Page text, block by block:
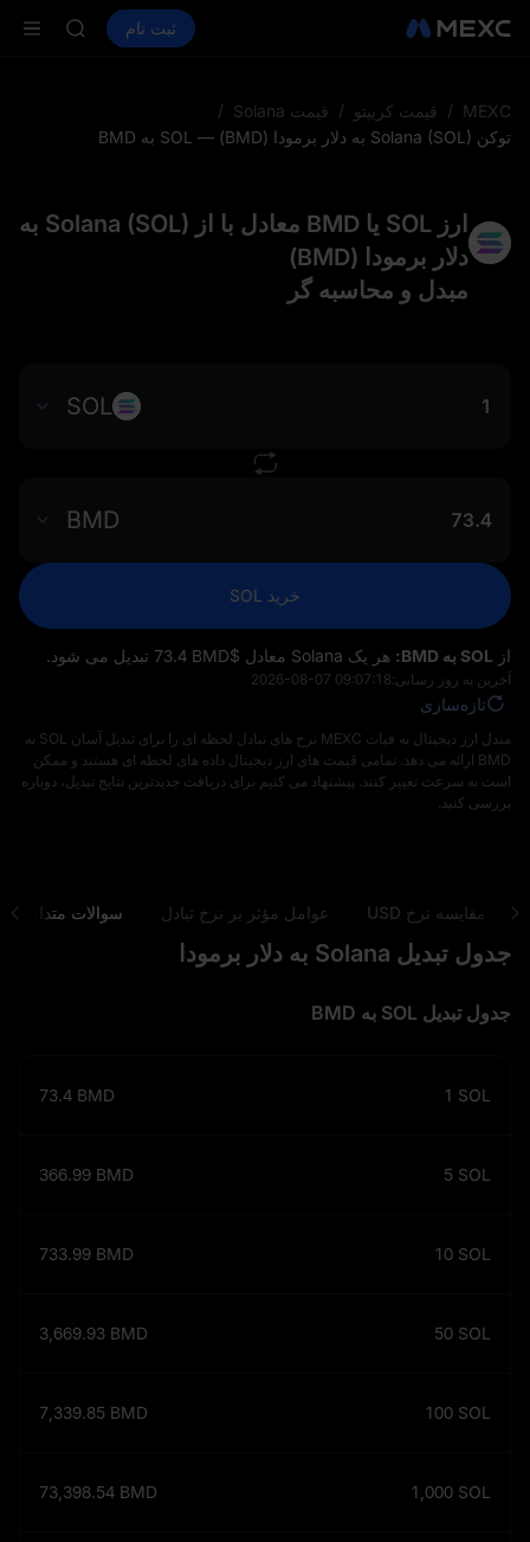
اسپات فیوچرز UNITREE ثبت نام
HFT
ACE
HFT
MEXC
/ قیمت کریپتو / قیمت Solana
/
توکن Solana (SOL) به دلار برمودا (BMD) — SOL به BMD
ارز SOL یا BMD معادل با از Solana (SOL) به
دلار برمودا (BMD)
مبدل و محاسبه‌ گر
SOL
BMD
خرید SOL
از SOL به BMD: هر یک Solana معادل $‎73.4 BMD تبدیل می‌ شود.
آخرین به روز رسانی:2026-08-07 09:07:18
تازه‌سازی
مبدل ارز دیجیتال به فیات MEXC نرخ‌ های تبادل لحظه‌ ای را برای تبدیل آسان SOL به
BMD ارائه می‌ دهد. تمامی قیمت‌ های ارز دیجیتال داده‌ های لحظه‌ ای هستند و ممکن
است به‌ سرعت تغییر کنند. پیشنهاد می‌ کنیم برای دریافت جدیدترین نتایج تبدیل، دوباره
بررسی کنید.
مقایسه نرخ USD عوامل مؤثر بر نرخ تبادل سوالات متداول
جدول تبدیل Solana به دلار برمودا
جدول تبدیل SOL به BMD
1 SOL
73.4 BMD
5 SOL
366.99 BMD
10 SOL
733.99 BMD
50 SOL
3,669.93 BMD
100 SOL
7,339.85 BMD
1,000 SOL
73,398.54 BMD